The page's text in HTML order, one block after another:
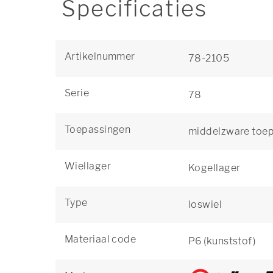
Specificaties
Artikelnummer 78-2105
Serie 78
Toepassingen middelzware
Wiellager Kogellager
Type loswiel
Materiaal code P6 (kunststof)